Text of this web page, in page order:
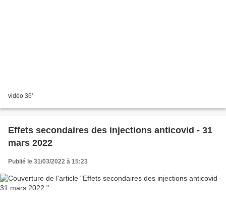
vidéo 36'
Effets secondaires des injections anticovid - 31
mars 2022
Publié le 31/03/2022 à 15:23